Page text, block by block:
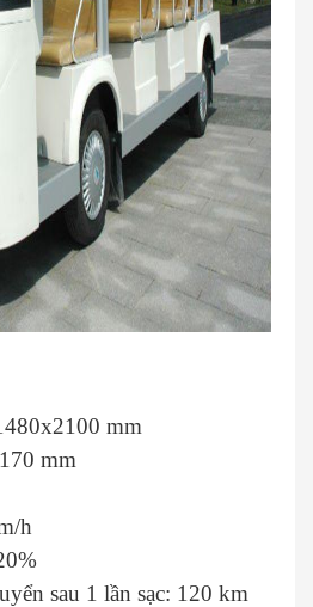
mm
mm
h
sau 1 lần sạc: 120 km